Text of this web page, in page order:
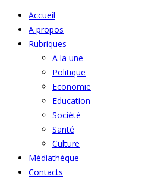
Accueil
A propos
Rubriques
A la une
Politique
Economie
Education
Société
Santé
Culture
Médiathèque
Contacts